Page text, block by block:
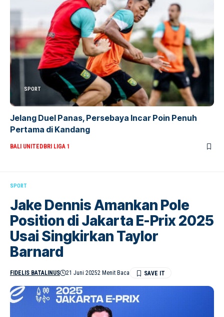
SPORT
Jelang Duel Panas, Persebaya Incar Poin Penuh
Pertama di Kandang
BALI UNITEDBRI LIGA 1
SPORT
Jake Dennis Amankan Pole
Position di Jakarta E-Prix 2025
Usai Singkirkan Taylor
Barnard
FIDELIS BATALINUS 21 Juni 20252 Menit Baca